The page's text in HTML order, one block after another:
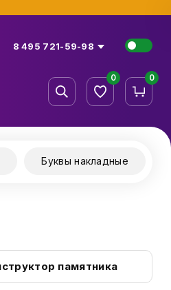
8 495 721-59-98
0 0
Буквы накладные
памятника